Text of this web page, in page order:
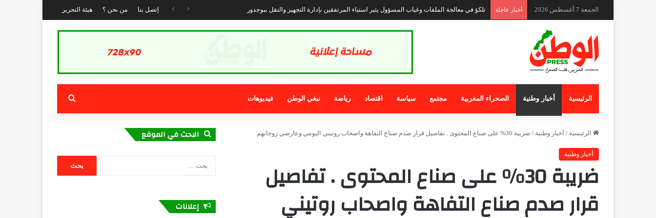
الجمعة 7 أغسطس 2026 أخبار عاجلة كواليس حادث طفل مغربي هز المنصات الاجتماعية بتوسله لضابط إسباني لكي لا يعيده للمغرب . إتصل بنا من نحن ؟ هيئة التحرير
الرئيسية أخبار وطنية الصحراء المغربية مجتمع سياسة اقتصاد رياضة نبغي الوطن فيديوهات بحث عن
الرئيسية / أخبار وطنية / ضريبة 30% على صناع المحتوى . تفاصيل قرار صدم صناع التفاهة واصحاب روتيني اليومي وعارضي زوجاتهم
أخبار وطنية
ضريبة 30% على صناع المحتوى . تفاصيل
قرار صدم صناع التفاهة واصحاب روتيني
البحث في الموقع
إعلانات